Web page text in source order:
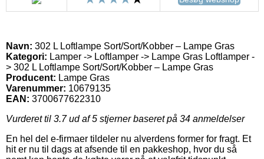
Navn: 302 L Loftlampe Sort/Sort/Kobber – Lampe Gras
Kategori: Lamper -> Loftlamper -> Lampe Gras Loftlamper -
> 302 L Loftlampe Sort/Sort/Kobber – Lampe Gras
Producent: Lampe Gras
Varenummer: 10679135
EAN: 3700677622310
Vurderet til 3.7ud af 5 stjerner baseret på 34 anmeldelser
En hel del e-firmaer tildeler nu alverdens former for fragt. Et
hit er nu til dags at afsende til en pakkeshop, hvor du så